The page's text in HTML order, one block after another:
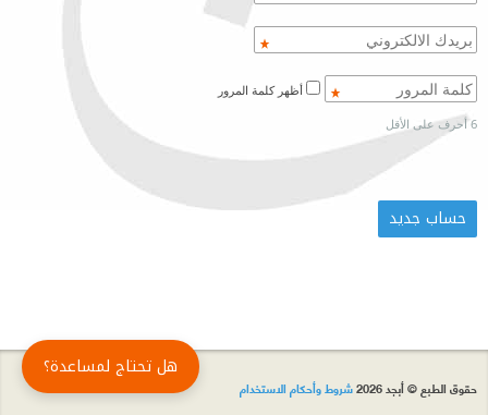
6 أحرف على الأقل
حقوق الطبع © أبجد 2026 شروط وأحكام الاستخدام
هل تحتاج لمساعدة؟